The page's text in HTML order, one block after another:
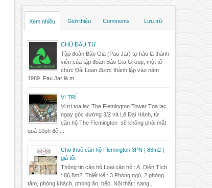
Xem nhiều Giới thiệu Comments Lưu trữ
CHỦ ĐẦU TƯ
Tập đoàn Bảo Gia (Pau Jar) tự hào là thành
viên của tập đoàn Bảo Gia Group, một tổ
chức Đài Loan được thành lập vào năm
1989. Pau Jar là m...
VỊ TRÍ
Vị trí tọa lạc The Flemington Tower Tọa lạc
ngay góc đường 3/2 và Lê Đại Hành, từ
căn hộ The Flemington sẽ không phải mất
quá 10ph để ...
Cho thuê căn hộ Flemington 3PN | 86m2 |
giá tốt
Thông tin căn hộ Loại căn hộ : A. Diện Tích
: 86,8m2. Thiết kế : 3 Phòng ngủ, 2 phòng
tắm, phòng khách, phòng ăn, bếp. Nội thất : sang...